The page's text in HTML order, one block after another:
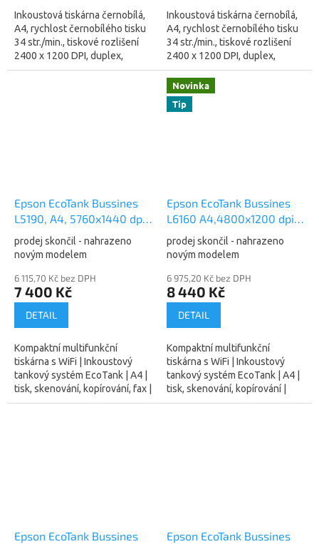
Inkoustová tiskárna černobílá,
A4, rychlost černobílého tisku
34 str./min., tiskové rozlišení
2400 x 1200 DPI, duplex,
displej, WiFi, LAN, USB a NFC.
Inkoustová tiskárna černobílá,
A4, rychlost černobílého tisku
34 str./min., tiskové rozlišení
2400 x 1200 DPI, duplex,
displej, WiFi, LAN, USB a NFC,
větší zásobník na papír +...
Epson EcoTank Bussines
L5190, A4, 5760x1440 dpi,
33str/15ppm, Wi-Fi , fax,
ADF, All-in-One Ink Printer,
prodej skončil - nahrazeno
novým modelem
6 115,70 Kč bez DPH
7 400 Kč
DETAIL
Kompaktní multifunkční
tiskárna s WiFi | Inkoustový
tankový systém EcoTank | A4 |
tisk, skenování, kopírování, fax |
33 Str./min černobíle, 15
Novinka
Tip
Epson EcoTank Bussines
L6160 A4,4800x1200 dpi,
33/20 ppm, Wifi
(C11CG21402)
prodej skončil - nahrazeno
novým modelem
6 975,20 Kč bez DPH
8 440 Kč
DETAIL
Kompaktní multifunkční
tiskárna s WiFi | Inkoustový
tankový systém EcoTank | A4 |
tisk, skenování, kopírování |
automatický oboustranný tisk |
Epson EcoTank Bussines
Epson EcoTank Bussines